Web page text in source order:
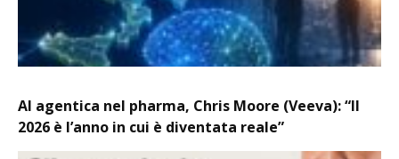
AI agentica nel pharma, Chris Moore (Veeva): “Il
2026 è l’anno in cui è diventata reale”